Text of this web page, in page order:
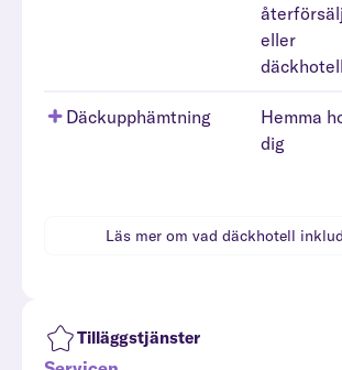
eller
däckhotell
Däckupphämtning
Hemma
dig
Läs mer om vad däckhotell
Tilläggstjänster